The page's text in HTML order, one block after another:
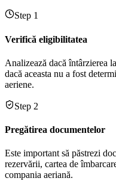
Step 1
Verifică eligibilitatea
Analizează dacă întârzierea
dacă aceasta nu a fost
aeriene.
Step 2
Pregătirea documentelor
Este important să păstrezi
rezervării, cartea de
compania aeriană.